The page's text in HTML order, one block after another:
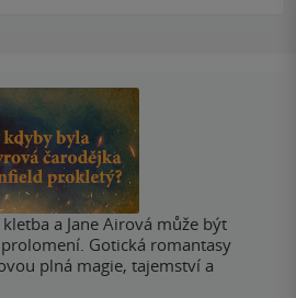
a Jane Airová může být
Gotická romantasy
plná magie, tajemství a